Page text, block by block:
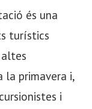
és una
turístics
altes
la primavera i,
i